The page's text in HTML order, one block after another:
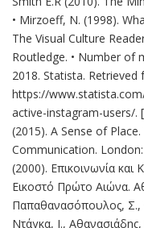
• Mirzoeff, N. (1998).
The Visual Culture
Routledge. • Number of
2018. Statista. Retrieved
https://
active-instagram-users/.
(2015). A Sense of
Communication.
(2000). Επικοινωνία και
Εικοστό Πρώτο Αιώνα.
Παπαθανασόπουλος,
Ντάγκα, Ι.,